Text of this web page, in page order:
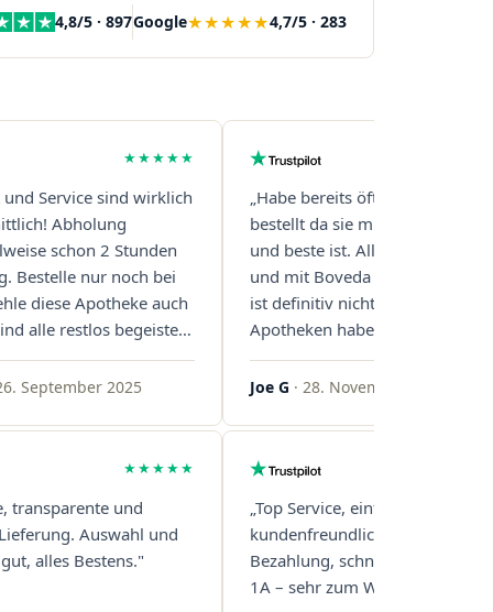
4,8/5 · 897Google★★★★★4,7/5 · 283
★★★★★
und Service sind wirklich
Abholung
schon 2 Stunden
Bestelle nur noch bei
diese Apotheke auch
alle restlos begeistert.
September 2025
„Habe bereits öfter über diese
bestellt da sie mit Abstand die
und beste ist. Alles ist perfekt
und mit Boveda Pads in jedem
ist definitiv nicht die Norm, bei
Apotheken haben das nur zwei
gemacht. Bleibt so!"
Joe G · 28. November 2025
★★★★★
transparente und
Auswahl und
alles Bestens."
„Top Service, einfache und
kundenfreundliche Abwicklung
Bezahlung, schnelle Lieferung.
1A – sehr zum